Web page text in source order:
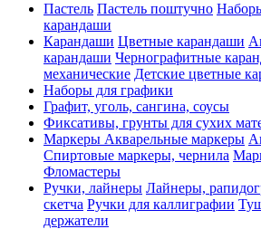
Пастель Пастель поштучно
карандаши
Карандаши Цветные карандаши
карандаши Чернографитные
механические Детские цветные
Наборы для графики
Графит, уголь, сангина, соусы
Фиксативы, грунты для сухих
Маркеры Акварельные маркеры
Спиртовые маркеры, чернила
Фломастеры
Ручки, лайнеры Лайнеры,
скетча Ручки для каллиграфии
держатели